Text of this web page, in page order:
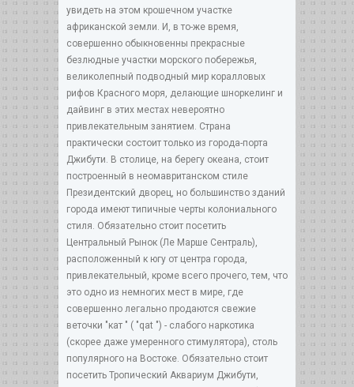
увидеть на этом крошечном участке
африканской земли. И, в то-же время,
совершенно обыкновенны прекрасные
безлюдные участки морского побережья,
великолепный подводный мир коралловых
рифов Красного моря, делающие шноркелинг и
дайвинг в этих местах невероятно
привлекательным занятием. Страна
практически состоит только из города-порта
Джибути. В столице, на берегу океана, стоит
построенный в неомавританском стиле
Президентский дворец, но большинство зданий
города имеют типичные черты колониального
стиля. Обязательно стоит посетить
Центральный Рынок (Лe Maрше Сентраль),
расположенный к югу от центра города,
привлекательный, кроме всего прочего, тем, что
это одно из немногих мест в мире, где
совершенно легально продаются свежие
веточки "кат " ( "qat ") - слабого наркотика
(скорее даже умеренного стимулятора), столь
популярного на Востоке. Обязательно стоит
посетить Тропический Аквариум Джибути,